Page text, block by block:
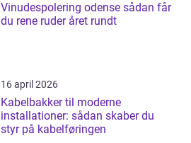
Vinudespolering odense sådan får
du rene ruder året rundt
16 april 2026
Kabelbakker til moderne
installationer: sådan skaber du
styr på kabelføringen